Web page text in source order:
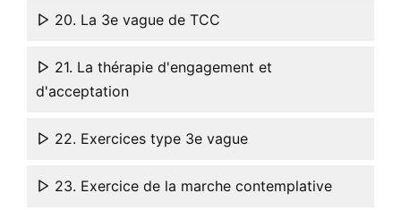
20. La 3e vague de TCC
21. La thérapie d'engagement et
d'acceptation
22. Exercices type 3e vague
23. Exercice de la marche contemplative